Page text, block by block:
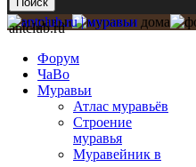
antclub.ru
Форум
ЧаВо
Муравьи
Атлас муравьёв
Строение
муравья
Муравейник в